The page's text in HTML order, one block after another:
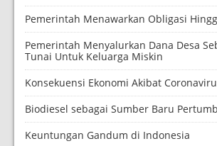
Pemerintah Menawarkan Obligasi
Pemerintah Menyalurkan Dana Desa
Tunai Untuk Keluarga Miskin
Konsekuensi Ekonomi Akibat
Biodiesel sebagai Sumber Baru
Keuntungan Gandum di Indonesia